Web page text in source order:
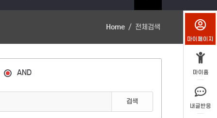
Home 전체검색
AND
검색
마이페이지
마이홈
내글반응